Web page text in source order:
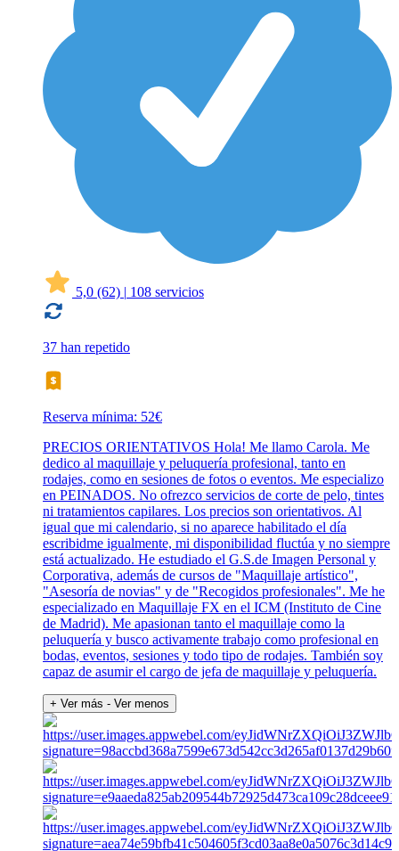
5,0 (62) | 108 servicios
37 han repetido
Reserva mínima: 52€
PRECIOS ORIENTATIVOS Hola! Me llamo Carola. Me
dedico al maquillaje y peluquería profesional, tanto en
rodajes, como en sesiones de fotos o eventos. Me especializo
en PEINADOS. No ofrezco servicios de corte de pelo, tintes
ni tratamientos capilares. Los precios son orientativos. Al
igual que mi calendario, si no aparece habilitado el día
escribidme igualmente, mi disponibilidad fluctúa y no siempre
está actualizado. He estudiado el G.S.de Imagen Personal y
Corporativa, además de cursos de "Maquillaje artístico",
"Asesoría de novias" y de "Recogidos profesionales". Me he
especializado en Maquillaje FX en el ICM (Instituto de Cine
de Madrid). Me apasionan tanto el maquillaje como la
peluquería y busco activamente trabajo como profesional en
bodas, eventos, sesiones y todo tipo de rodajes. También soy
capaz de asumir el cargo de jefa de maquillaje y peluquería.
+ Ver más - Ver menos